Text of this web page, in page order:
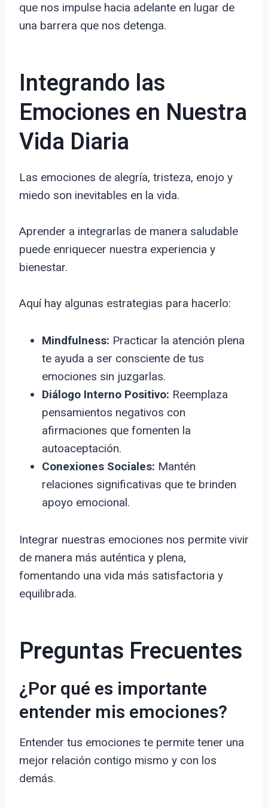
que nos impulse hacia adelante en lugar de
una barrera que nos detenga.
Integrando las
Emociones en Nuestra
Vida Diaria
Las emociones de alegría, tristeza, enojo y
miedo son inevitables en la vida.
Aprender a integrarlas de manera saludable
puede enriquecer nuestra experiencia y
bienestar.
Aquí hay algunas estrategias para hacerlo:
Mindfulness: Practicar la atención plena
te ayuda a ser consciente de tus
emociones sin juzgarlas.
Diálogo Interno Positivo: Reemplaza
pensamientos negativos con
afirmaciones que fomenten la
autoaceptación.
Conexiones Sociales: Mantén
relaciones significativas que te brinden
apoyo emocional.
Integrar nuestras emociones nos permite vivir
de manera más auténtica y plena,
fomentando una vida más satisfactoria y
equilibrada.
Preguntas Frecuentes
¿Por qué es importante
entender mis emociones?
Entender tus emociones te permite tener una
mejor relación contigo mismo y con los
demás.